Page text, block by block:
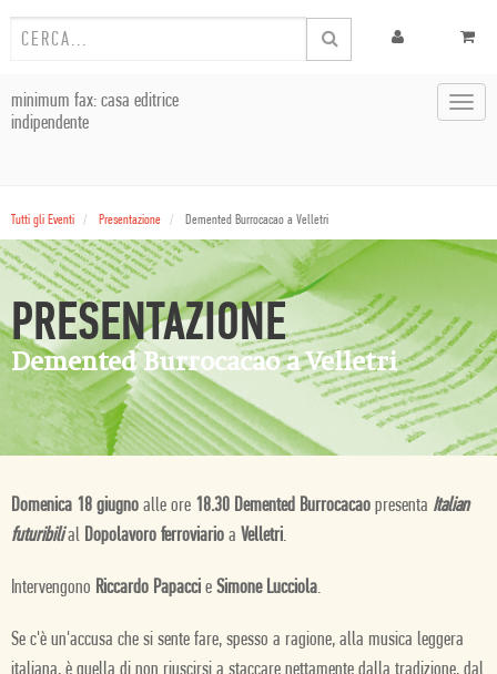
minimum fax: casa editrice
indipendente
Tutti gli Eventi Presentazione Demented Burrocacao a Velletri
PRESENTAZIONE
Demented Burrocacao a Velletri
Domenica 18 giugno alle ore 18.30 Demented Burrocacao presenta Italian
futuribilial Dopolavoro ferroviario a Velletri.
Intervengono Riccardo Papacci e Simone Lucciola.
Se c'è un'accusa che si sente fare, spesso a ragione, alla musica leggera